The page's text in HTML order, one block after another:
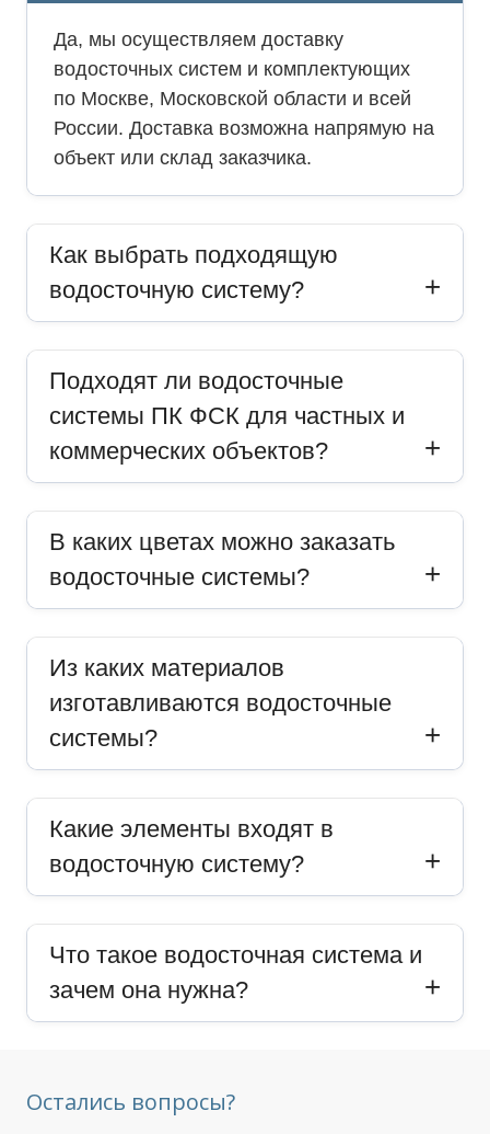
Да, мы осуществляем доставку
водосточных систем и комплектующих
по Москве, Московской области и всей
России. Доставка возможна напрямую на
объект или склад заказчика.
Как выбрать подходящую
водосточную систему?
Подходят ли водосточные
системы ПК ФСК для частных и
коммерческих объектов?
В каких цветах можно заказать
водосточные системы?
Из каких материалов
изготавливаются водосточные
системы?
Какие элементы входят в
водосточную систему?
Что такое водосточная система и
зачем она нужна?
Остались вопросы?